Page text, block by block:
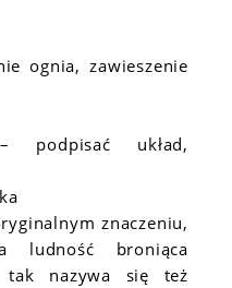
ognia, zawieszenie
– podpisać układ,
znaczeniu,
ludność broniąca
tak nazywa się też